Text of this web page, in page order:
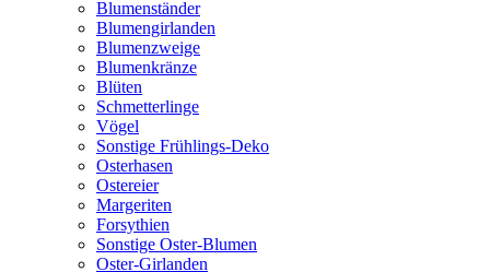
Blumenständer
Blumengirlanden
Blumenzweige
Blumenkränze
Blüten
Schmetterlinge
Vögel
Sonstige Frühlings-Deko
Osterhasen
Ostereier
Margeriten
Forsythien
Sonstige Oster-Blumen
Oster-Girlanden